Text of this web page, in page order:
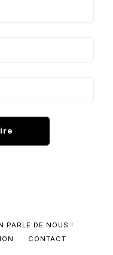
PARLE DE NOUS !
CONTACT